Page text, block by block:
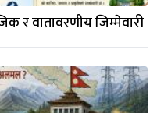
र वातावरणीय जिम्मेवारी